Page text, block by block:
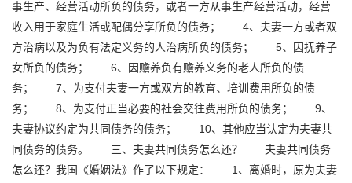
事生产、经营活动所负的债务，或者一方从事生产经营活动，经营
收入用于家庭生活或配偶分享所负的债务； 4、夫妻一方或者双
方治病以及为负有法定义务的人治病所负的债务； 5、因抚养子
女所负的债务； 6、因赡养负有赡养义务的老人所负的债
务； 7、为支付夫妻一方或双方的教育、培训费用所负的债
务； 8、为支付正当必要的社会交往费用所负的债务； 9、
夫妻协议约定为共同债务的债务； 10、其他应当认定为夫妻共
同债务的债务。 三、夫妻共同债务怎么还？ 夫妻共同债务
怎么还？我国《婚姻法》作了以下规定： 1、离婚时，原为夫妻